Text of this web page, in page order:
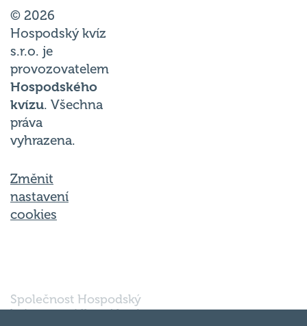
© 2026
Hospodský kvíz
s.r.o. je
provozovatelem
Hospodského
kvízu. Všechna
práva
vyhrazena.
Změnit
nastavení
cookies
Společnost Hospodský
kvíz s.r.o., sídlem Nové